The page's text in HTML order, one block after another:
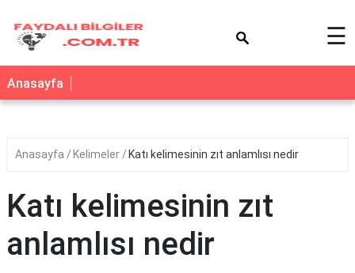
☰
Anasayfa
Anasayfa Kelimeler Katı kelimesinin zıt anlamlısı nedir
Katı kelimesinin zıt
anlamlısı nedir